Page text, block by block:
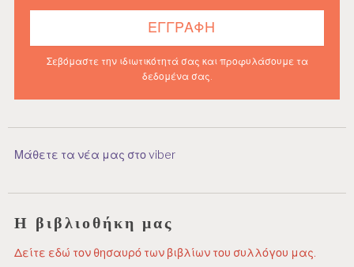
Σεβόμαστε την ιδιωτικότητά σας και προφυλάσουμε τα
δεδομένα σας.
Μάθετε τα νέα μας στο viber
Η βιβλιοθήκη μας
Δείτε εδώ τον θησαυρό των βιβλίων του συλλόγου μας.